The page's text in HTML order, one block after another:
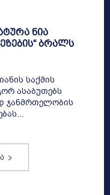
ნია
ბრალს
საქმის
ასაბუთებს
ჯანმრთელობის